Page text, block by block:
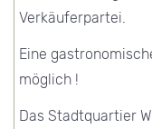
Verkäuferpartei.
Eine
möglich !
Das Stadtquartier